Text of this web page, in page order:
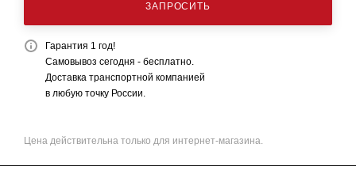
ЗАПРОСИТЬ
Гарантия 1 год!
Самовывоз сегодня - бесплатно.
Доставка транспортной компанией
в любую точку России.
Цена действительна только для интернет-магазина.